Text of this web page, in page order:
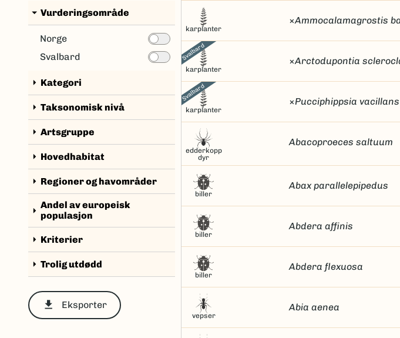
arrow_drop_down Vurderingsområde
Norge
Svalbard
arrow_right Kategori
arrow_right Taksonomisk nivå
arrow_right Artsgruppe
arrow_right Hovedhabitat
arrow_right Regioner og havområder
arrow_right Andel av europeisk
populasjon
arrow_right Kriterier
arrow_right Trolig utdødd
file_download Eksporter
karplanter
×Ammocalamagrostis
Svalbard
karplanter
×Arctodupontia
Svalbard
karplanter
×Pucciphippsia vacillans
edderkopp
dyr
Abacoproeces saltuum
biller
Abax parallelepipedus
biller
Abdera affinis
biller
Abdera flexuosa
vepser
Abia aenea